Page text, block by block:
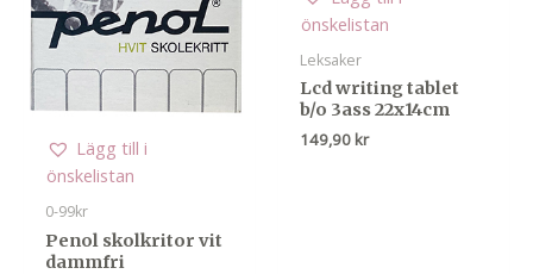
Lägg till i
önskelistan
0-99kr
Penol skolkritor vit
dammfri
önskelistan
Leksaker
Lcd writing tablet
b/o 3ass 22x14cm
149,90 kr